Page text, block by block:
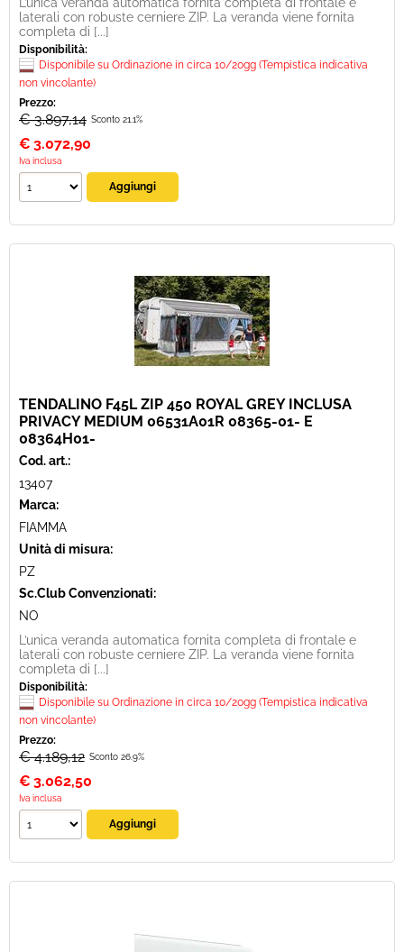
laterali con robuste cerniere ZIP. La veranda viene fornita
completa di [...]
Disponibilità:
Disponibile su Ordinazione in circa 10/20gg (Tempistica indicativa
non vincolante)
Prezzo:
€ 3.897,14 Sconto 21.1%
€ 3.072,90
Iva inclusa
TENDALINO F45L ZIP 450 ROYAL GREY INCLUSA
PRIVACY MEDIUM 06531A01R 08365-01- E
08364H01-
Cod. art.:
13407
Marca:
FIAMMA
Unità di misura:
PZ
Sc.Club Convenzionati:
NO
L’unica veranda automatica fornita completa di frontale e
laterali con robuste cerniere ZIP. La veranda viene fornita
completa di [...]
Disponibilità:
Disponibile su Ordinazione in circa 10/20gg (Tempistica indicativa
non vincolante)
Prezzo:
€ 4.189,12 Sconto 26.9%
€ 3.062,50
Iva inclusa